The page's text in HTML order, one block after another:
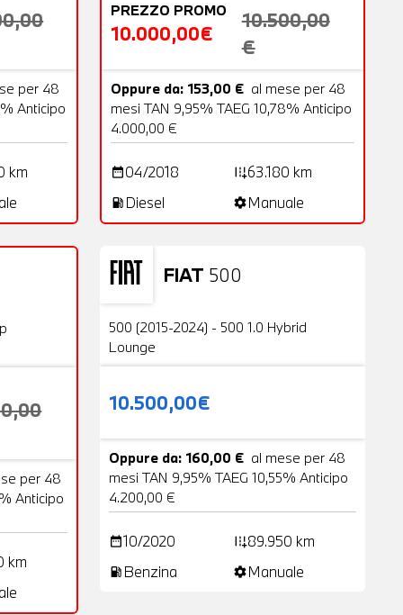
per 48
Anticipo
km
PREZZO PROMO
10.000,00€
10.500,00
€
Oppure da: 153,00 € al mese per 48
mesi TAN 9,95% TAEG 10,78% Anticipo
4.000,00 €
date_range04/2018 add_road63.180 km
local_gas_station Diesel settingsManuale
per 48
Anticipo
km
FIAT 500
Usato
500 (2015-2024) - 500 1.0 Hybrid
Lounge
10.500,00€
Oppure da: 160,00 € al mese per 48
mesi TAN 9,95% TAEG 10,55% Anticipo
4.200,00 €
date_range10/2020 add_road89.950 km
local_gas_station Benzina settingsManuale